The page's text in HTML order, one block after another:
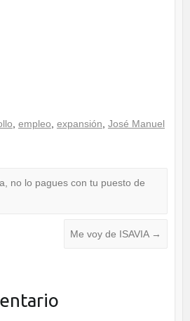
empleo expansión José Manuel
no lo pagues con tu puesto de
Me voy de ISAVIA →